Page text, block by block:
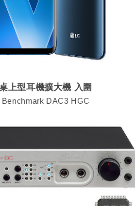
上型耳機擴大機 入圍
Benchmark DAC3 HGC